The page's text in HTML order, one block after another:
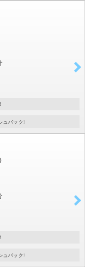
ュバック!
ュバック!